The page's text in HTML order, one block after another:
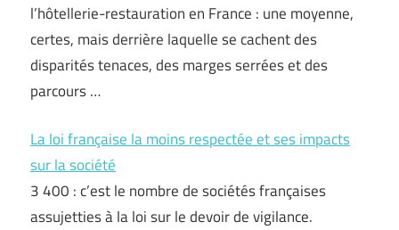
l’hôtellerie-restauration en France : une moyenne,
certes, mais derrière laquelle se cachent des
disparités tenaces, des marges serrées et des
parcours …
La loi française la moins respectée et ses impacts
sur la société
3 400 : c’est le nombre de sociétés françaises
assujetties à la loi sur le devoir de vigilance.